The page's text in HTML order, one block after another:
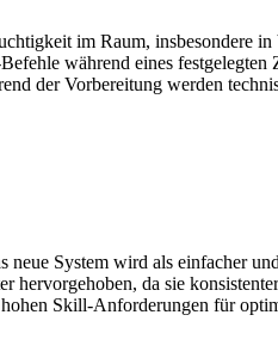
im Raum, insbesondere
während eines
der Vorbereitung werden
System wird als einfacher
da sie
Skill-Anforderungen für